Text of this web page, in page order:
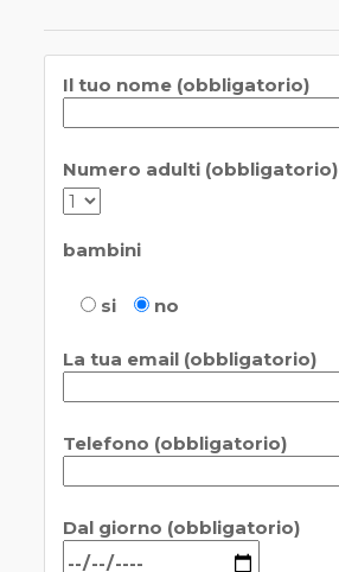
Il tuo nome (obbligatorio)
Numero adulti (obbligatorio)
bambini
si no
La tua email (obbligatorio)
Telefono (obbligatorio)
Dal giorno (obbligatorio)